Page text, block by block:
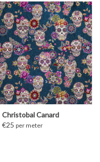
Christobal Canard
€25 per meter